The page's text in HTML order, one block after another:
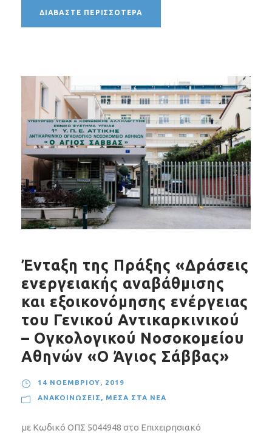
ΔΙΑΒΆΣΤΕ ΠΕΡΙΣΣΌΤΕΡΑ
Ένταξη της Πράξης «Δράσεις
ενεργειακής αναβάθμισης
και εξοικονόμησης ενέργειας
του Γενικού Αντικαρκινικού
– Ογκολογικού Νοσοκομείου
Αθηνών «Ο Άγιος Σάββας»
14 ΝΟΕΜΒΡΊΟΥ, 2019
ΑΝΑΚΟΙΝΏΣΕΙΣ , ΜΈΣΑ ΣΤΑ ΝΈΑ
με Κωδικό ΟΠΣ 5044948 στο Επιχειρησιακό